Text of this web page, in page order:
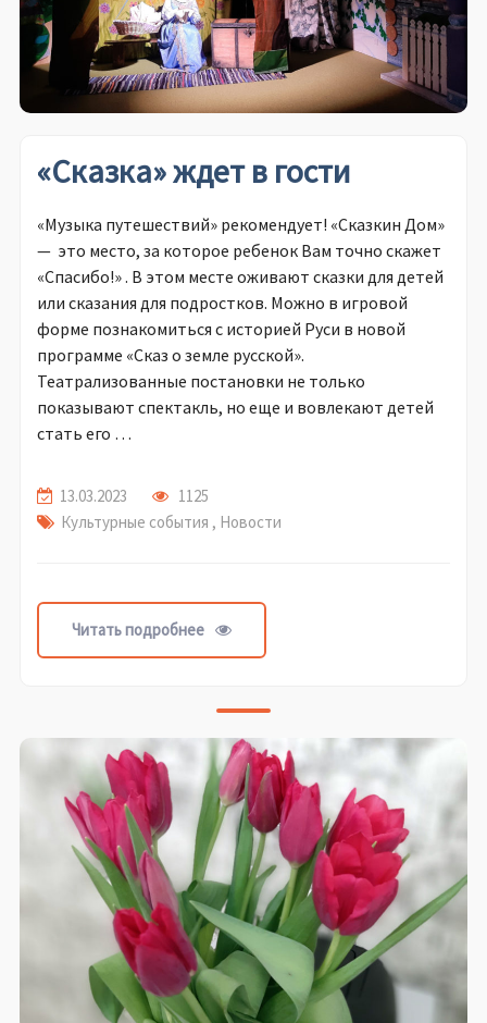
«Сказка» ждет в гости
«Музыка путешествий» рекомендует! «Сказкин Дом»
— это место, за которое ребенок Вам точно скажет
«Спасибо!» . В этом месте оживают сказки для детей
или сказания для подростков. Можно в игровой
форме познакомиться с историей Руси в новой
программе «Сказ о земле русской».
Театрализованные постановки не только
показывают спектакль, но еще и вовлекают детей
стать его …
13.03.2023
1125
Культурные события , Новости
Читать подробнее